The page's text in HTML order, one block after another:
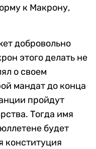
к Макрону,
добровольно
этого делать не
о своем
мандат до конца
пройдут
Тогда имя
будет
конституция